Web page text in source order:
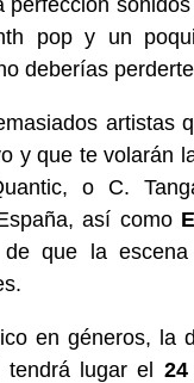
perfección
pop y un
deberías
artistas
y que te volarán
o C.
así como
de que la
en géneros, la
tendrá lugar el